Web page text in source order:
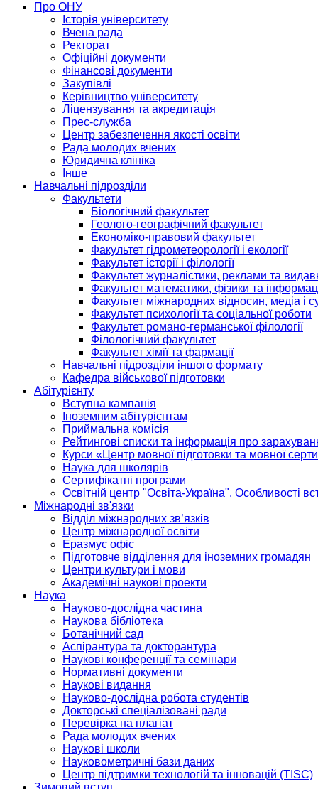
Про ОНУ
Історія університету
Вчена рада
Ректорат
Офіційні документи
Фінансові документи
Закупівлі
Керівництво університету
Ліцензування та акредитація
Прес-служба
Центр забезпечення якості освіти
Рада молодих вчених
Юридична клініка
Інше
Навчальні підрозділи
Факультети
Біологічний факультет
Геолого-географічний факультет
Економіко-правовий факультет
Факультет гідрометеорології і екології
Факультет історії і філології
Факультет журналістики, реклами та
Факультет математики, фізики та
Факультет міжнародних відносин, медіа і
Факультет психології та соціальної роботи
Факультет романо-германської філології
Філологічний факультет
Факультет хімії та фармації
Навчальні підрозділи іншого формату
Кафедра військової підготовки
Абітурієнту
Вступна кампанія
Іноземним абітурієнтам
Приймальна комісія
Рейтингові списки та інформація про
Курси «Центр мовної підготовки та мовної
Наука для школярів
Сертифікатні програми
Освітній центр "Освіта-Україна". Особливості
Міжнародні зв'язки
Відділ міжнародних зв’язків
Центр міжнародної освіти
Еразмус офіс
Підготовче відділення для іноземних громадян
Центри культури і мови
Академічні наукові проекти
Наука
Науково-дослідна частина
Наукова бібліотека
Ботанічний сад
Аспірантура та докторантура
Наукові конференції та семінари
Нормативні документи
Наукові видання
Науково-дослідна робота студентів
Докторські спеціалізовані ради
Перевірка на плагіат
Рада молодих вчених
Наукові школи
Науковометричні бази даних
Центр підтримки технологій та інновацій (TISC)